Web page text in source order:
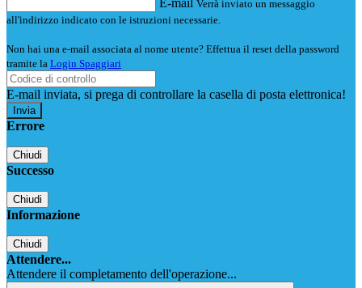
E-mail Verrà inviato un messaggio
all'indirizzo indicato con le istruzioni necessarie.
Non hai una e-mail associata al nome utente? Effettua il reset della password
tramite la Login Spaggiari
E-mail inviata, si prega di controllare la casella di posta elettronica!
Errore
Chiudi
Successo
Chiudi
Informazione
Chiudi
Attendere...
Attendere il completamento dell'operazione...